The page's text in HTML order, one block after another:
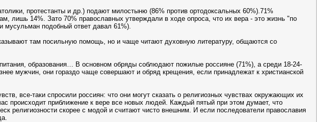
протестанты и др.) подают милостыню (86% против ортодоксальных 60%).71%
лишь 14%. Зато 70% православных утверждали в ходе опроса, что их вера - это жизнь "по
мусульман подобный ответ давал 61%).
там посильную помощь, но и чаще читают духовную литературу, общаются со
образования… В основном обряды соблюдают пожилые россияне (71%), а среди 18-24-
мужчин, они гораздо чаще совершают и обряд крещения, если принадлежат к христианской
все-таки спросили россиян: что они могут сказать о религиозных чувствах окружающих их
происходит приближение к вере все новых людей. Каждый пятый при этом думает, что
религиозности скорее с модой и считают чисто внешним. И если последователи православия